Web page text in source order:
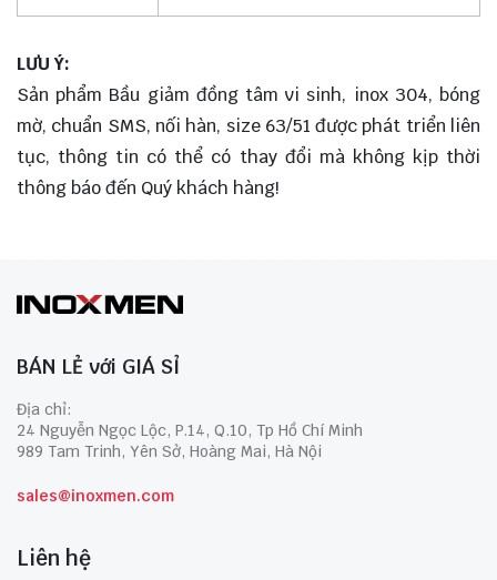
LƯU Ý:
Sản phẩm Bầu giảm đồng tâm vi sinh, inox 304, bóng
mờ, chuẩn SMS, nối hàn, size 63/51 được phát triển liên
tục, thông tin có thể có thay đổi mà không kịp thời
thông báo đến Quý khách hàng!
BÁN LẺ với GIÁ SỈ
Địa chỉ:
24 Nguyễn Ngọc Lộc, P.14, Q.10, Tp Hồ Chí Minh
989 Tam Trinh, Yên Sở, Hoàng Mai, Hà Nội
sales@inoxmen.com
Liên hệ